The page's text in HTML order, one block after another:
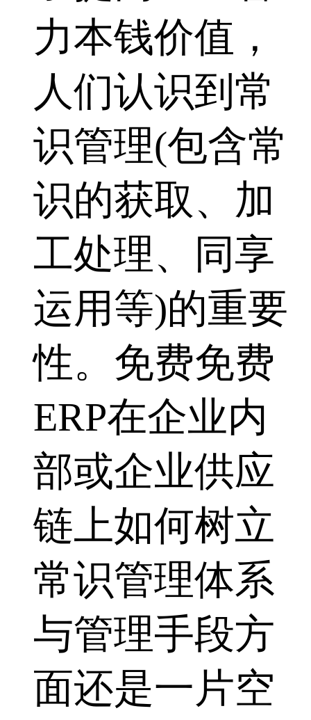
力本钱价值，
人们认识到常
识管理(包含常
识的获取、加
工处理、同享
运用等)的重要
性。免费免费
ERP在企业内
部或企业供应
链上如何树立
常识管理体系
与管理手段方
面还是一片空